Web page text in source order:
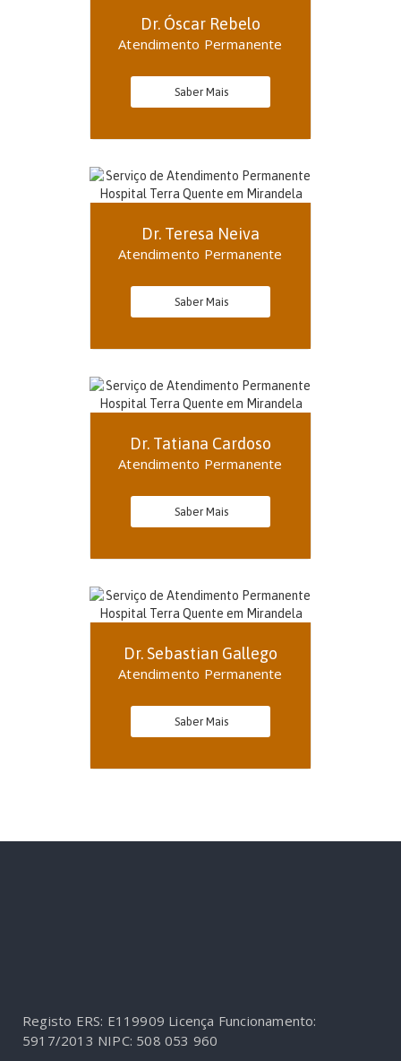
Dr. Óscar Rebelo
Atendimento Permanente
Saber Mais
Dr. Teresa Neiva
Atendimento Permanente
Saber Mais
Dr. Tatiana Cardoso
Atendimento Permanente
Saber Mais
Dr. Sebastian Gallego
Atendimento Permanente
Saber Mais
Registo ERS: E119909 Licença Funcionamento:
5917/2013 NIPC: 508 053 960